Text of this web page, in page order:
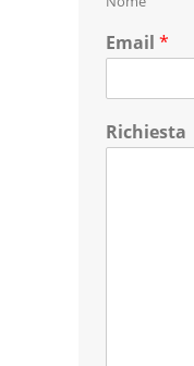
Email *
Richiesta